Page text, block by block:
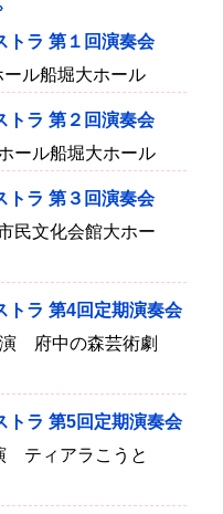
トラ 第１回演奏会
ル船堀大ホール
トラ 第２回演奏会
ール船堀大ホール
トラ 第３回演奏会
民文化会館大ホー
トラ 第4回定期演奏会
府中の森芸術劇
トラ 第5回定期演奏会
ティアラこうと